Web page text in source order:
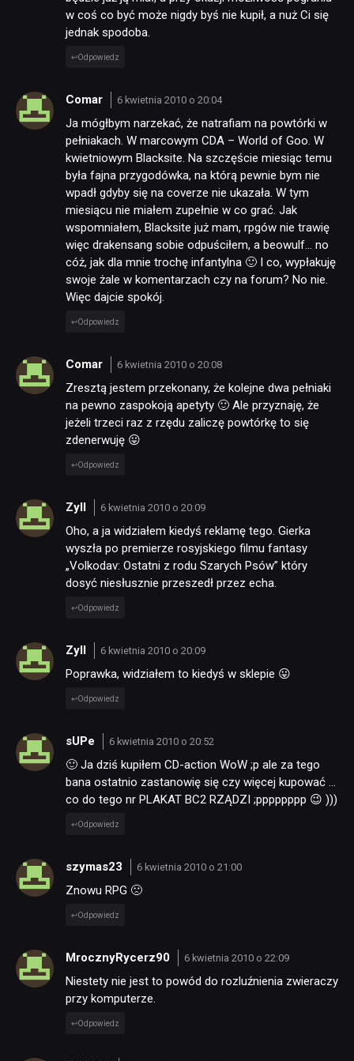
w coś co być może nigdy byś nie kupił, a nuż Ci się
jednak spodoba.
Odpowiedz
Comar 6 kwietnia 2010 o 20:04
Ja mógłbym narzekać, że natrafiam na powtórki w
pełniakach. W marcowym CDA – World of Goo. W
kwietniowym Blacksite. Na szczęście miesiąc temu
była fajna przygodówka, na którą pewnie bym nie
wpadł gdyby się na coverze nie ukazała. W tym
miesiącu nie miałem zupełnie w co grać. Jak
wspomniałem, Blacksite już mam, rpgów nie trawię
więc drakensang sobie odpuściłem, a beowulf… no
cóż, jak dla mnie trochę infantylna 🙂 I co, wypłakuję
swoje żale w komentarzach czy na forum? No nie.
Więc dajcie spokój.
Odpowiedz
Comar 6 kwietnia 2010 o 20:08
Zresztą jestem przekonany, że kolejne dwa pełniaki
na pewno zaspokoją apetyty 🙂 Ale przyznaję, że
jeżeli trzeci raz z rzędu zaliczę powtórkę to się
zdenerwuję 😛
Odpowiedz
Zyll 6 kwietnia 2010 o 20:09
Oho, a ja widziałem kiedyś reklamę tego. Gierka
wyszła po premierze rosyjskiego filmu fantasy
„Volkodav: Ostatni z rodu Szarych Psów” który
dosyć niesłusznie przeszedł przez echa.
Odpowiedz
Zyll 6 kwietnia 2010 o 20:09
Poprawka, widziałem to kiedyś w sklepie 😛
Odpowiedz
sUPe 6 kwietnia 2010 o 20:52
🙂 Ja dziś kupiłem CD-action WoW ;p ale za tego
bana ostatnio zastanowię się czy więcej kupować …
co do tego nr PLAKAT BC2 RZĄDZI ;pppppppp 😉 )))
Odpowiedz
szymas23 6 kwietnia 2010 o 21:00
Znowu RPG 🙁
Odpowiedz
MrocznyRycerz90 6 kwietnia 2010 o 22:09
Niestety nie jest to powód do rozluźnienia zwieraczy
przy komputerze.
Odpowiedz